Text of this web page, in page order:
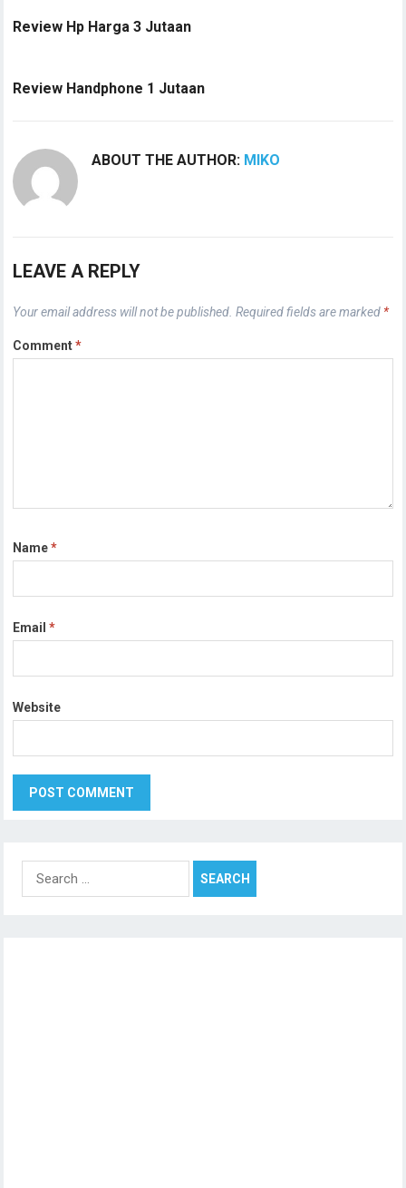
Review Hp Harga 3 Jutaan
Review Handphone 1 Jutaan
ABOUT THE AUTHOR: MIKO
LEAVE A REPLY
Your email address will not be published. Required fields are marked *
Comment*
Name*
Email*
Website
Search
for: